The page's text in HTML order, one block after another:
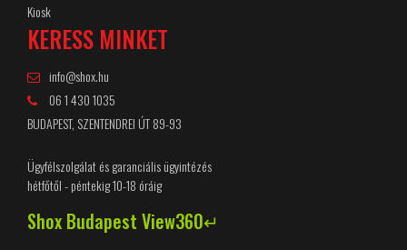
Kiosk
KERESS MINKET
info@shox.hu
06 1 430 1035
BUDAPEST, SZENTENDREI ÚT 89-93
Ügyfélszolgálat és garanciális ügyintézés
hétfőtől - péntekig 10-18 óráig
Shox Budapest View360↵